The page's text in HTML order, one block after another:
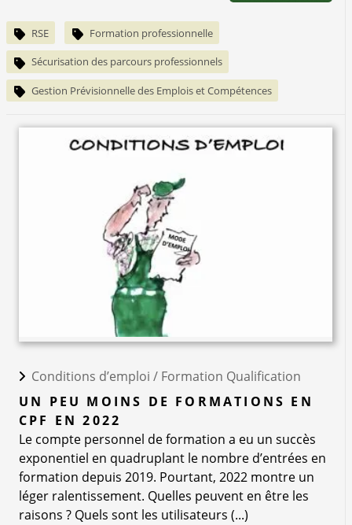
RSE Formation professionnelle
Sécurisation des parcours professionnels
Gestion Prévisionnelle des Emplois et Compétences
Conditions d’emploi / Formation Qualification
UN PEU MOINS DE FORMATIONS EN
CPF EN 2022
Le compte personnel de formation a eu un succès
exponentiel en quadruplant le nombre d’entrées en
formation depuis 2019. Pourtant, 2022 montre un
léger ralentissement. Quelles peuvent en être les
raisons ? Quels sont les utilisateurs (...)